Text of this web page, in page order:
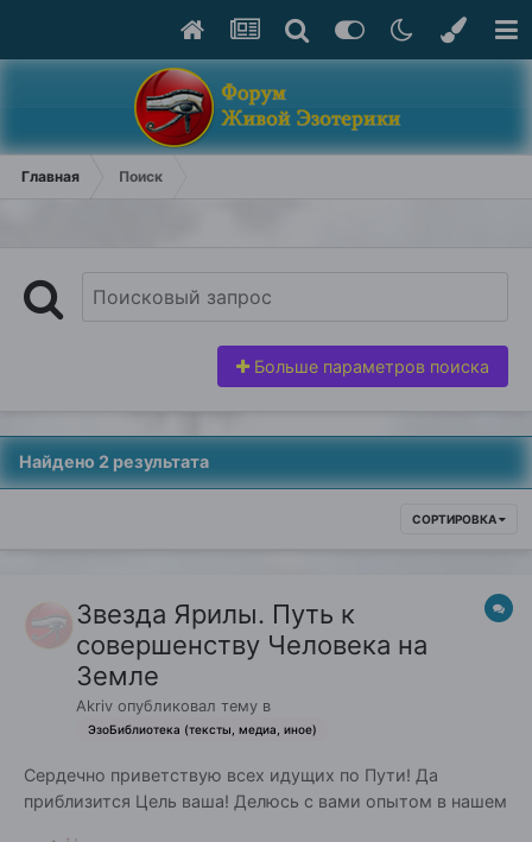
Главная Поиск
Больше параметров поиска
Найдено 2 результата
СОРТИРОВКА
Звезда Ярилы. Путь к
совершенству Человека на
Земле
Akriv опубликовал тему в
ЭзоБиблиотека (тексты, медиа, иное)
Сердечно приветствую всех идущих по Пути! Да
приблизится Цель ваша! Делюсь с вами опытом в нашем